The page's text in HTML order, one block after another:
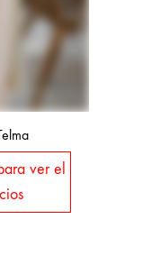
ver el